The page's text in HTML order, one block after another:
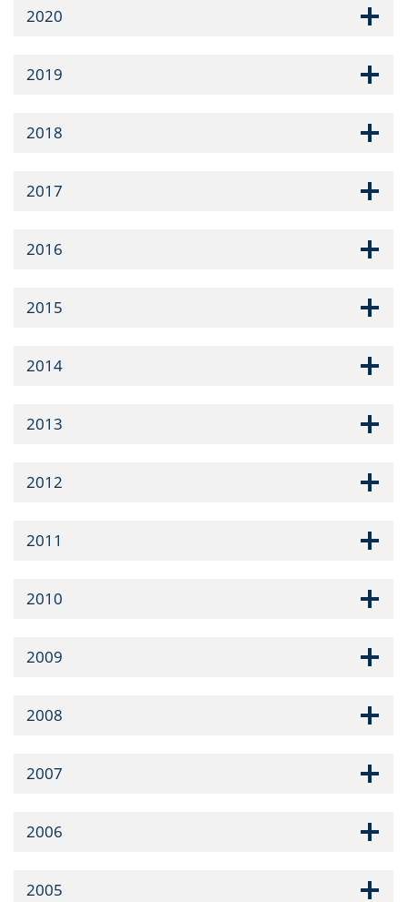
2020
2019
2018
2017
2016
2015
2014
2013
2012
2011
2010
2009
2008
2007
2006
2005